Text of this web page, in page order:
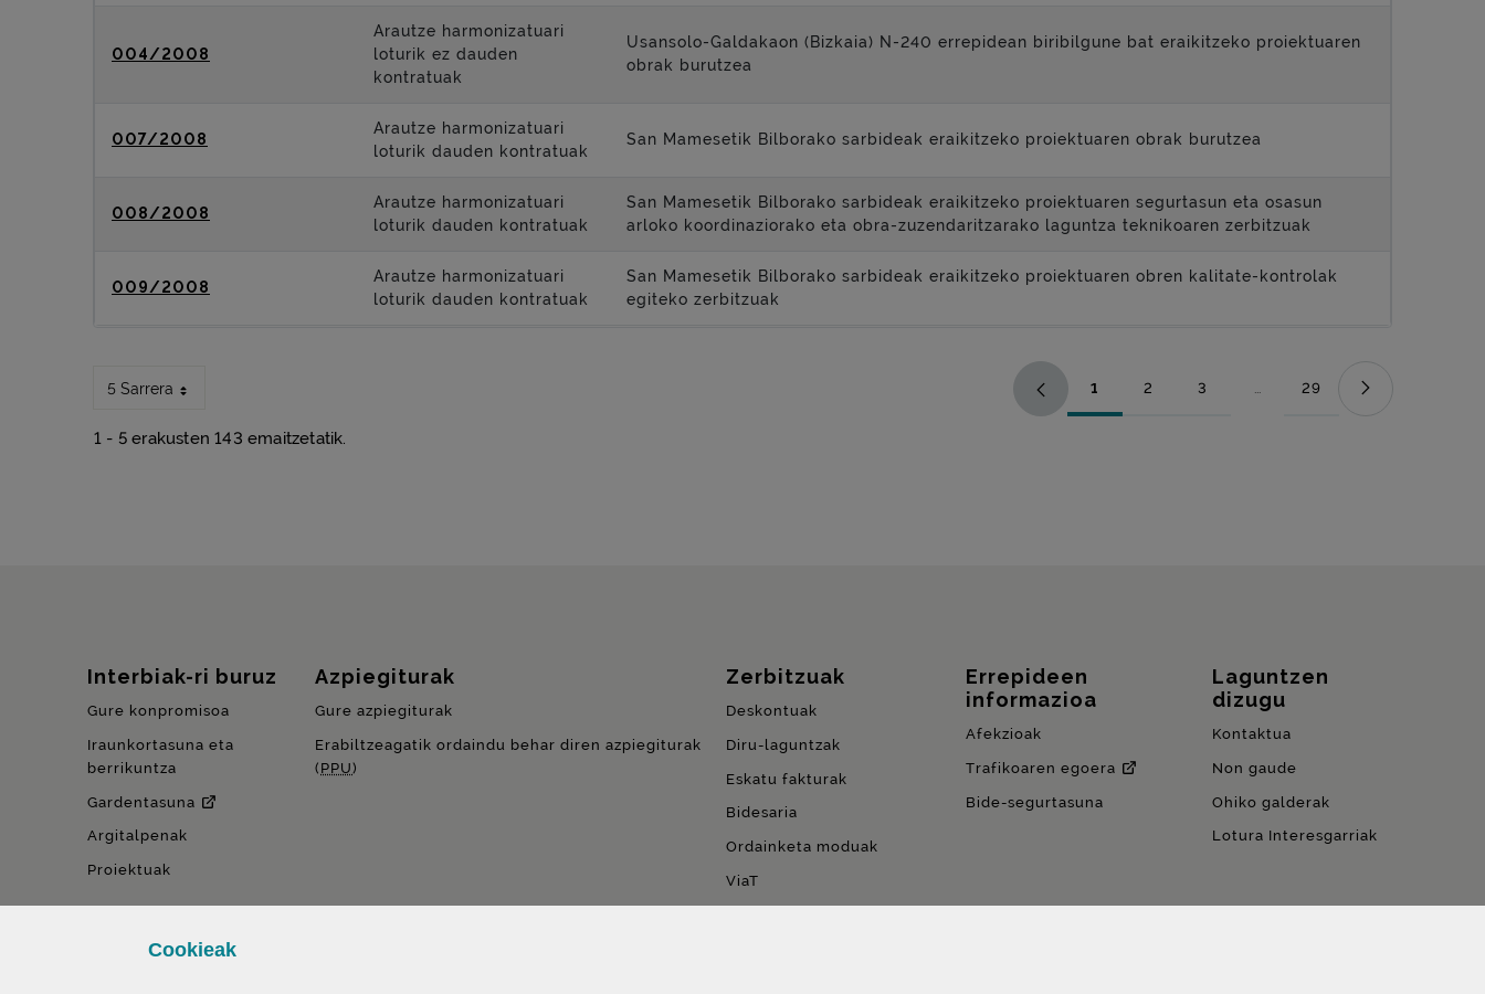
004/2008
Arautze harmonizatuari
loturik ez dauden
kontratuak
Usansolo-Galdakaon (Bizkaia) N-240 errepidean biribilgune bat eraikitzeko proiektuaren
obrak burutzea
007/2008
Arautze harmonizatuari
loturik dauden kontratuak
San Mamesetik Bilborako sarbideak eraikitzeko proiektuaren obrak burutzea
008/2008
Arautze harmonizatuari
loturik dauden kontratuak
San Mamesetik Bilborako sarbideak eraikitzeko proiektuaren segurtasun eta osasun
arloko koordinaziorako eta obra-zuzendaritzarako laguntza teknikoaren zerbitzuak
009/2008
Arautze harmonizatuari
loturik dauden kontratuak
San Mamesetik Bilborako sarbideak eraikitzeko proiektuaren obren kalitate-kontrolak
egiteko zerbitzuak
5 Sarrera
1 - 5 erakusten 143 emaitzetatik.
Orrialdea
1 Orrialdea
2 Orrialdea
3 ...
Bitarteko orriak Use TAB to
Orrialdea
29
Gunearen mapa
Interbiak-ri buruz
Gure konpromisoa
Iraunkortasuna eta
berrikuntza
Gardentasuna
Argitalpenak
Proiektuak
Azpiegiturak
Gure azpiegiturak
Erabiltzeagatik ordaindu behar diren azpiegiturak
( PPU)
Zerbitzuak
Deskontuak
Diru-laguntzak
Eskatu fakturak
Bidesaria
Ordainketa moduak
ViaT
Errepideen
informazioa
Afekzioak
Trafikoaren egoera
Bide-segurtasuna
Laguntzen
dizugu
Kontaktua
Non gaude
Ohiko galderak
Lotura Interesgarriak
Cookieak